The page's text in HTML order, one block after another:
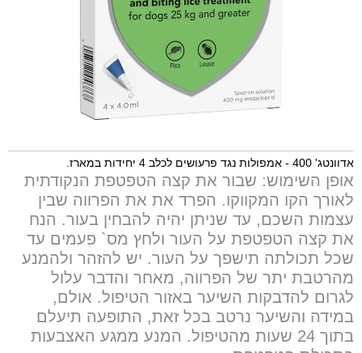
אדוונטג' 400 - אמפולות נגד פרעושים לכלב 4 יחידות במארז.
אופן השימוש: שבור את קצה הטפטפת הנקודתית
לאורך הקו המקווקו. הפרד את את הפרווה שבין
עצמות השכם, עד שניתן יהיה להבחין בעור. הנח
את קצה הטפטפת על העור ולחץ מס` פעמים עד
שכל תכולתה תישפך על העור. יש להזהר ולהמנע
מהרטבת יתר של הפרווה, מאחר והדבר עלול
לגרום להדבקות השיער באזור הטיפול. אולם,
במידה והשיער נרטב בכל זאת, התופעה תיעלם
בתוך 24 שעות מהטיפול. המנע ממגע האצבעות